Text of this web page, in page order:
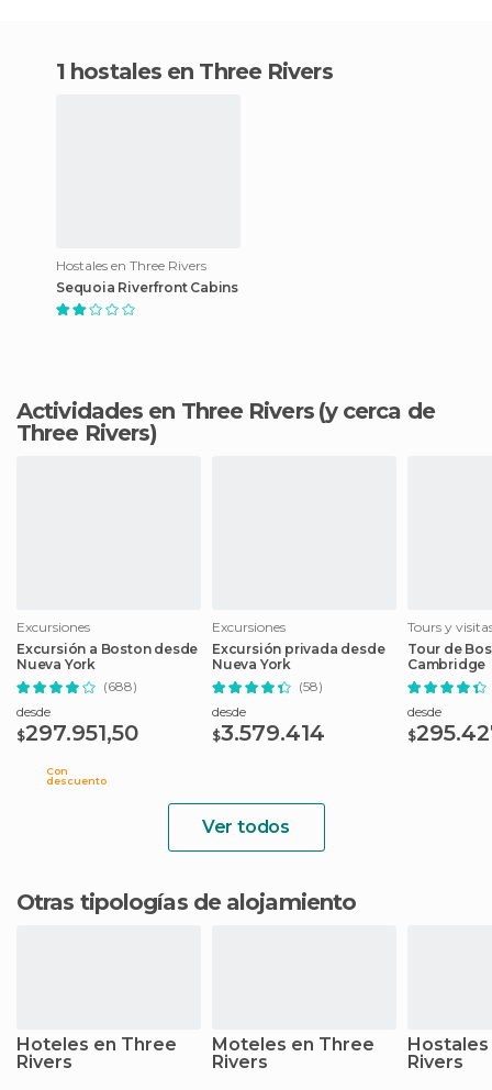
1 hostales en Three Rivers
Hostales en Three Rivers
Sequoia Riverfront Cabins
Actividades en Three Rivers (y cerca de
Three Rivers)
Excursiones
Excursión a Boston desde
Nueva York
(688)
desde
$297.951,50
Con
descuento
Excursiones
Excursión privada desde
Nueva York
(58)
desde
$3.579.414
Tours y
Tour de
Cambridge
desde
$
Ver todos
Otras tipologías de alojamiento
Hoteles en Three
Rivers
Moteles en Three
Rivers
Rivers